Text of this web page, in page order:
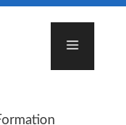
Menu